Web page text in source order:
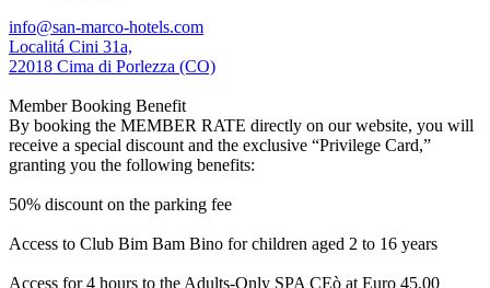
info@san-marco-hotels.com
Localitá Cini 31a,
22018 Cima di Porlezza (CO)
Member Booking Benefit
By booking the MEMBER RATE directly on our website, you will
receive a special discount and the exclusive “Privilege Card,”
granting you the following benefits:
50% discount on the parking fee
Access to Club Bim Bam Bino for children aged 2 to 16 years
Access for 4 hours to the Adults-Only SPA CEò at Euro 45,00